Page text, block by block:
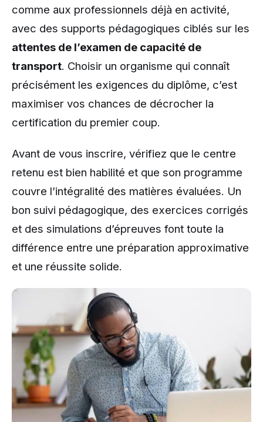
comme aux professionnels déjà en activité,
avec des supports pédagogiques ciblés sur les
attentes de l’examen de capacité de
transport. Choisir un organisme qui connaît
précisément les exigences du diplôme, c’est
maximiser vos chances de décrocher la
certification du premier coup.
Avant de vous inscrire, vérifiez que le centre
retenu est bien habilité et que son programme
couvre l’intégralité des matières évaluées. Un
bon suivi pédagogique, des exercices corrigés
et des simulations d’épreuves font toute la
différence entre une préparation approximative
et une réussite solide.